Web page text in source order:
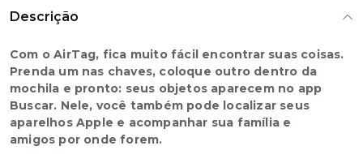
Descrição
Com o AirTag, fica muito fácil encontrar suas coisas.
Prenda um nas chaves, coloque outro dentro da
mochila e pronto: seus objetos aparecem no app
Buscar. Nele, você também pode localizar seus
aparelhos Apple e acompanhar sua família e
amigos por onde forem.